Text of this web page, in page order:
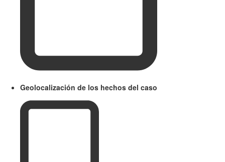
Geolocalización de los hechos del caso